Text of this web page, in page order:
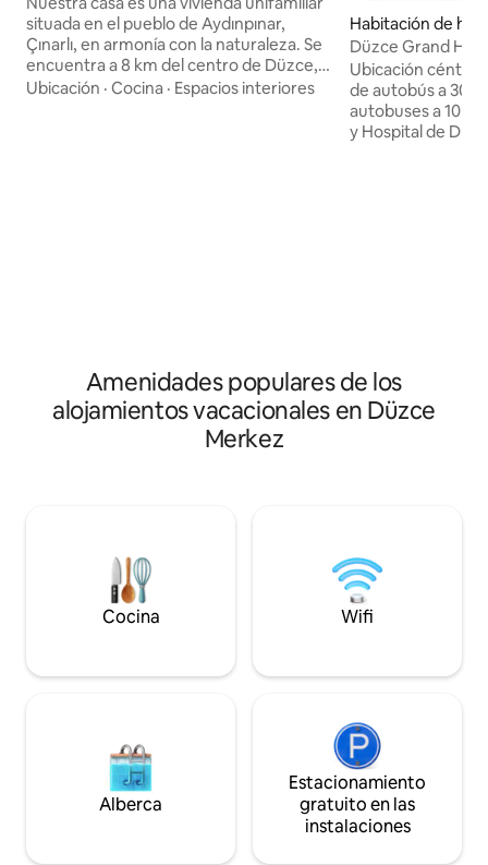
situada en el pueblo de Aydınpınar,
Çınarlı, en armonía con la naturaleza. Se
encuentra a 8 km del centro de Düzce, a
100 metros de numerosos servicios,
Ubicación · Cocina · Espacios interiores
Habitación de
Düzce Grand
Habitación Suite
Ubicación céntrica y
de autobús a 30
autobuses a 10
y Hospital de
todos los puntos
Amenidades populares de los
alojamientos vacacionales en Düzce
Merkez
Cocina Wifi
Alberca
Estacionamiento
gratuito en las
instalaciones